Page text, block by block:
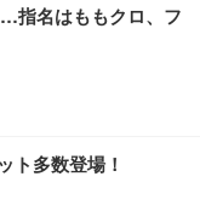
(ホワイト)
クチェア 肘なし メ
付き 腰サポート ガ
スター付き コンパク
】GRAPHT THE S
Essential ゲーミン
FHD 量子ドット 残
超厚型 お徳用 レギ
限定】
指名はももクロ、フ
ト多数登場！